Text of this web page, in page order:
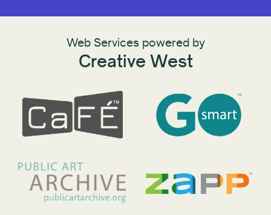
Web Services powered by
Creative West